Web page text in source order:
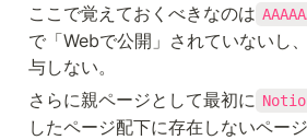
ここで覚えておくべきなのは
で「Webで公開」されていないし
与しない。
さらに親ページとして最初に
したページ配下に存在しないペー